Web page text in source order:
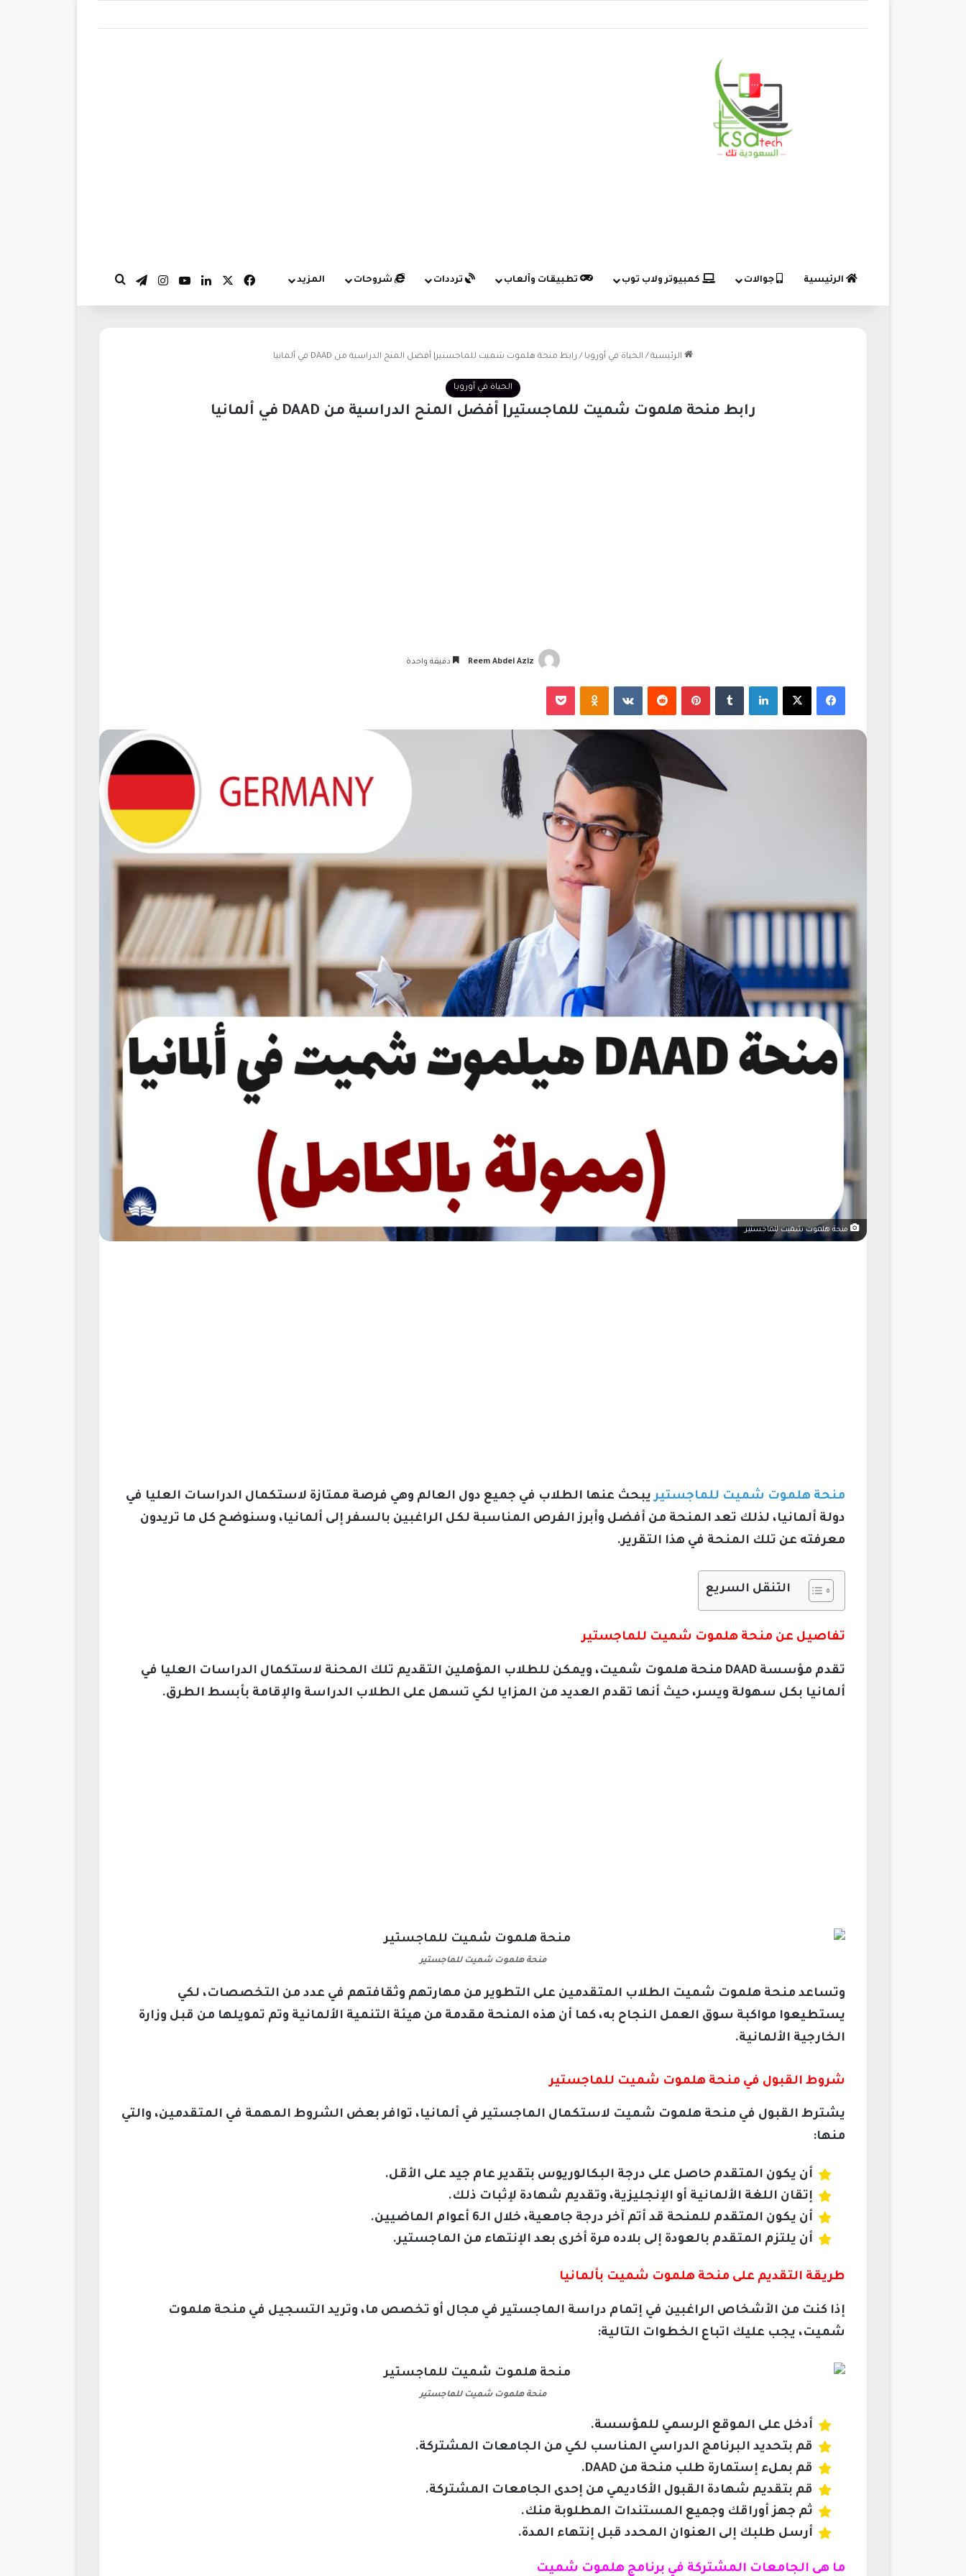
الرئيسية جوالات كمبيوتر ولاب توب تطبيقات وألعاب ترددات شروحات المزيد فيسبوك لينكدإن‫YouTubeانستقرام
تيلقرام
الرئيسية / الحياة في أوروبا / رابط منحة هلموت شميت للماجستير| أفضل المنح الدراسية من DAAD في ألمانيا
الحياة في أوروبا
رابط منحة هلموت شميت للماجستير| أفضل المنح الدراسية من DAAD في ألمانيا
Reem Abdel Aziz دقيقة واحدة
فيسبوك لينكدإن بينتيريست
منحة هلموت شميت للماجستير
منحة هلموت شميت للماجستيريبحث عنها الطلاب في جميع دول العالم وهي فرصة ممتازة لاستكمال الدراسات العليا في
دولة ألمانيا، لذلك تعد المنحة من أفضل وأبرز الفرص المناسبة لكل الراغبين بالسفر إلى ألمانيا، وسنوضح كل ما تريدون
معرفته عن تلك المنحة في هذا التقرير.
التنقل السريع
تفاصيل عن منحة هلموت شميت للماجستير
تقدم مؤسسة DAAD منحة هلموت شميت، ويمكن للطلاب المؤهلين التقديم تلك المحنة لاستكمال الدراسات العليا في
ألمانيا بكل سهولة ويسر، حيث أنها تقدم العديد من المزايا لكي تسهل على الطلاب الدراسة والإقامة بأبسط الطرق.
منحة هلموت شميت للماجستير
وتساعد منحة هلموت شميت الطلاب المتقدمين على التطوير من مهارتهم وثقافتهم في عدد من التخصصات، لكي
يستطيعوا مواكبة سوق العمل النجاح به، كما أن هذه المنحة مقدمة من هيئة التنمية الألمانية وتم تمويلها من قبل وزارة
الخارجية الألمانية.
شروط القبول في منحة هلموت شميت للماجستير
يشترط القبول في منحة هلموت شميت لاستكمال الماجستير في ألمانيا، توافر بعض الشروط المهمة في المتقدمين، والتي
منها:
أن يكون المتقدم حاصل على درجة البكالوريوس بتقدير عام جيد على الأقل.
إتقان اللغة الألمانية أو الإنجليزية، وتقديم شهادة لإثبات ذلك.
أن يكون المتقدم للمنحة قد أتم آخر درجة جامعية، خلال الـ6 أعوام الماضيين.
أن يلتزم المتقدم بالعودة إلى بلاده مرة أخرى بعد الإنتهاء من الماجستير.
طريقة التقديم على منحة هلموت شميت بألمانيا
إذا كنت من الأشخاص الراغبين في إتمام دراسة الماجستير في مجال أو تخصص ما، وتريد التسجيل في منحة هلموت
شميت، يجب عليك اتباع الخطوات التالية:
منحة هلموت شميت للماجستير
أدخل على الموقع الرسمي للمؤسسة.
قم بتحديد البرنامج الدراسي المناسب لكي من الجامعات المشتركة.
قم بملء إستمارة طلب منحة من DAAD.
قم بتقديم شهادة القبول الأكاديمي من إحدى الجامعات المشتركة.
ثم جهز أوراقك وجميع المستندات المطلوبة منك.
أرسل طلبك إلى العنوان المحدد قبل إنتهاء المدة.
ما هى الجامعات المشتركة في برنامج هلموت شميت